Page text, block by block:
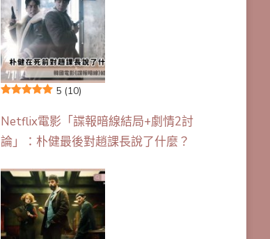
5 (10)
Netflix電影「諜報暗線結局+劇情2討
論」：朴健最後對趙課長說了什麼？